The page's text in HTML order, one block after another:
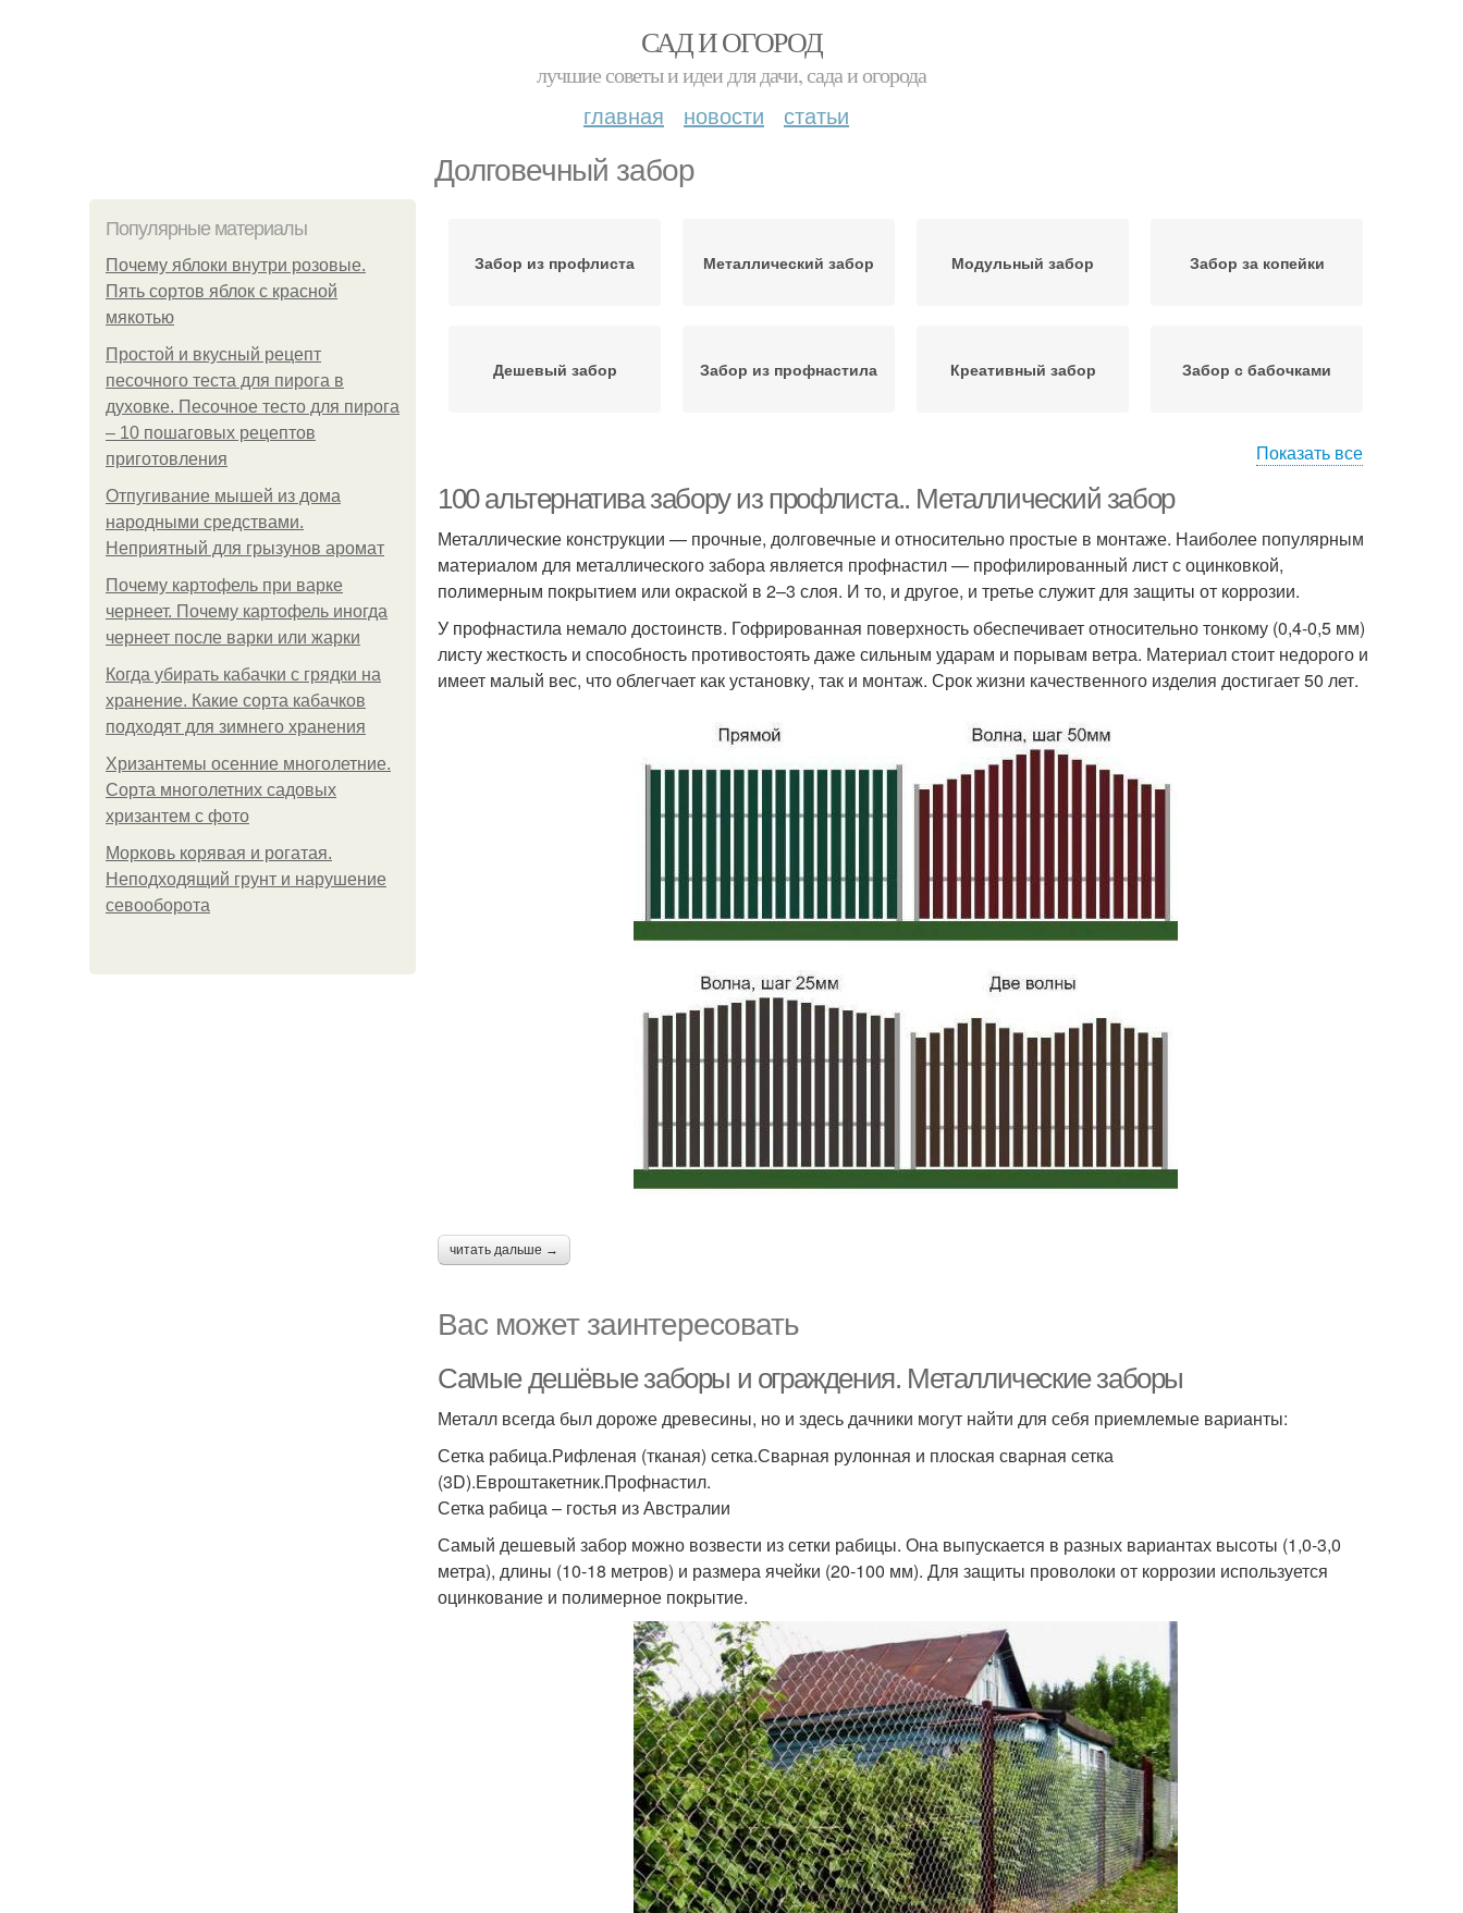
САД И ОГОРОД
лучшие советы и идеи для дачи, сада и огорода
главная новости статьи
Долговечный забор
Популярные материалы
Почему яблоки внутри розовые.
Пять сортов яблок с красной
мякотью
Простой и вкусный рецепт
песочного теста для пирога в
духовке. Песочное тесто для пирога
– 10 пошаговых рецептов
приготовления
Отпугивание мышей из дома
народными средствами.
Неприятный для грызунов аромат
Почему картофель при варке
чернеет. Почему картофель иногда
чернеет после варки или жарки
Когда убирать кабачки с грядки на
хранение. Какие сорта кабачков
подходят для зимнего хранения
Хризантемы осенние многолетние.
Сорта многолетних садовых
хризантем с фото
Морковь корявая и рогатая.
Неподходящий грунт и нарушение
севооборота
Забор из профлиста Металлический забор Модульный забор Забор за копейки
Дешевый забор Забор из профнастила Креативный забор Забор с бабочками
Деревянные заборы Забор из шпагата Плетеный забор Забор из веток
Показать все
100 альтернатива забору из профлиста.. Металлический забор
Металлические конструкции — прочные, долговечные и относительно простые в монтаже. Наиболее популярным
материалом для металлического забора является профнастил — профилированный лист с оцинковкой,
полимерным покрытием или окраской в 2–3 слоя. И то, и другое, и третье служит для защиты от коррозии.
У профнастила немало достоинств. Гофрированная поверхность обеспечивает относительно тонкому (0,4-0,5 мм)
листу жесткость и способность противостоять даже сильным ударам и порывам ветра. Материал стоит недорого и
имеет малый вес, что облегчает как установку, так и монтаж. Срок жизни качественного изделия достигает 50 лет.
читать дальше →
Вас может заинтересовать
Самые дешёвые заборы и ограждения. Металлические заборы
Металл всегда был дороже древесины, но и здесь дачники могут найти для себя приемлемые варианты:
Сетка рабица.Рифленая (тканая) сетка.Сварная рулонная и плоская сварная сетка
(3D).Евроштакетник.Профнастил.
Сетка рабица – гостья из Австралии
Самый дешевый забор можно возвести из сетки рабицы. Она выпускается в разных вариантах высоты (1,0-3,0
метра), длины (10-18 метров) и размера ячейки (20-100 мм). Для защиты проволоки от коррозии используется
оцинкование и полимерное покрытие.